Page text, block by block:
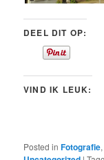
DEEL DIT OP:
VIND IK LEUK:
Posted in Fotografie